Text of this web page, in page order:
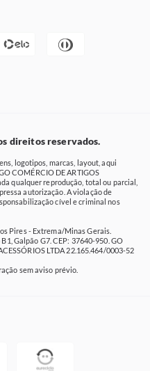
direitos reservados.
logotipos, marcas, layout, aqui
COMÉRCIO DE ARTIGOS
qualquer reprodução, total ou parcial,
autorização. A violação de
cível e criminal nos
Pires - Extrema/Minas Gerais.
Galpão G7. CEP: 37640-950. GO
LTDA 22.165.464/0003-52
sem aviso prévio.